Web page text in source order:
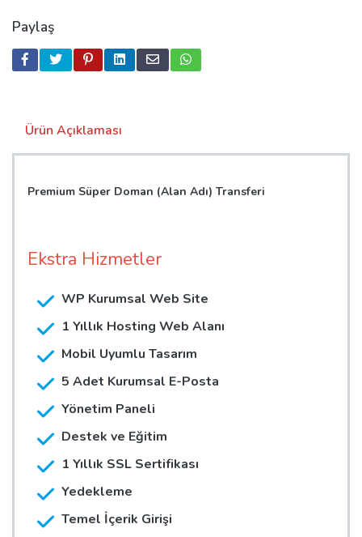
Paylaş
Ürün Açıklaması
Premium Süper Doman (Alan Adı) Transferi
Ekstra Hizmetler
WP Kurumsal Web Site
1 Yıllık Hosting Web Alanı
Mobil Uyumlu Tasarım
5 Adet Kurumsal E-Posta
Yönetim Paneli
Destek ve Eğitim
1 Yıllık SSL Sertifikası
Yedekleme
Temel İçerik Girişi